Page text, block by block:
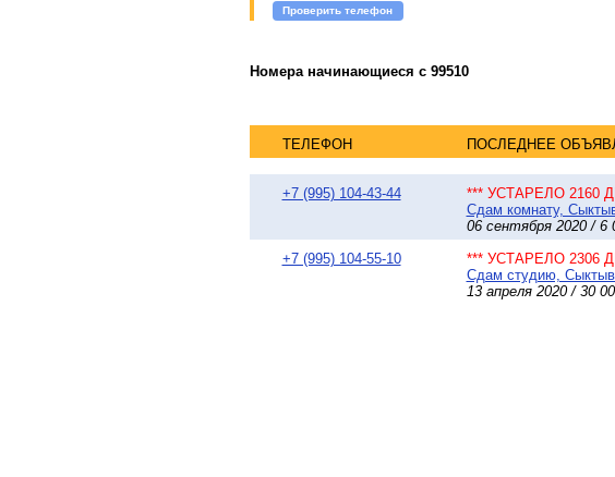
Проверить телефон
Номера начинающиеся с 99510
ТЕЛЕФОН ПОСЛЕДНЕЕ
+7 (995) 104-43-44
*** УСТАРЕЛО 2160
Сдам комнату,
06 сентября 2020 / 6
+7 (995) 104-55-10
*** УСТАРЕЛО 2306
Сдам студию,
13 апреля 2020 / 30